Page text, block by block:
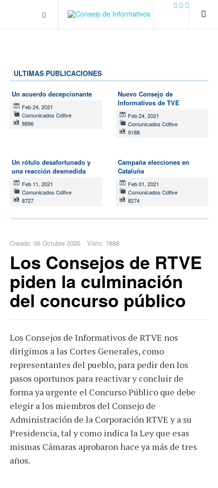
url('../../images/contact.png') 0 0 no-repeat; color: #eaeaea; padding:
ULTIMAS PUBLICACIONES
Un acuerdo decepcionante
Feb 24, 2021
Comunicados CdItve
8896
Nuevo Consejo de
Informativos de TVE
Feb 24, 2021
Comunicados CdItve
9188
Un rótulo desafortunado y
una reacción desmedida
Feb 11, 2021
Comunicados CdItve
8727
Campaña elecciones en
Cataluña
Feb 01, 2021
Comunicados CdItve
8274
Creado: 06 Octubre 2020 Visto: 7888
Los Consejos de RTVE
piden la culminación
del concurso público
Los Consejos de Informativos de RTVE nos
dirigimos a las Cortes Generales, como
representantes del pueblo, para pedir den los
pasos oportunos para reactivar y concluir de
forma ya urgente el Concurso Público que debe
elegir a los miembros del Consejo de
Administración de la Corporación RTVE y a su
Presidencia, tal y como indica la Ley que esas
mismas Cámaras aprobaron hace ya más de tres
años.